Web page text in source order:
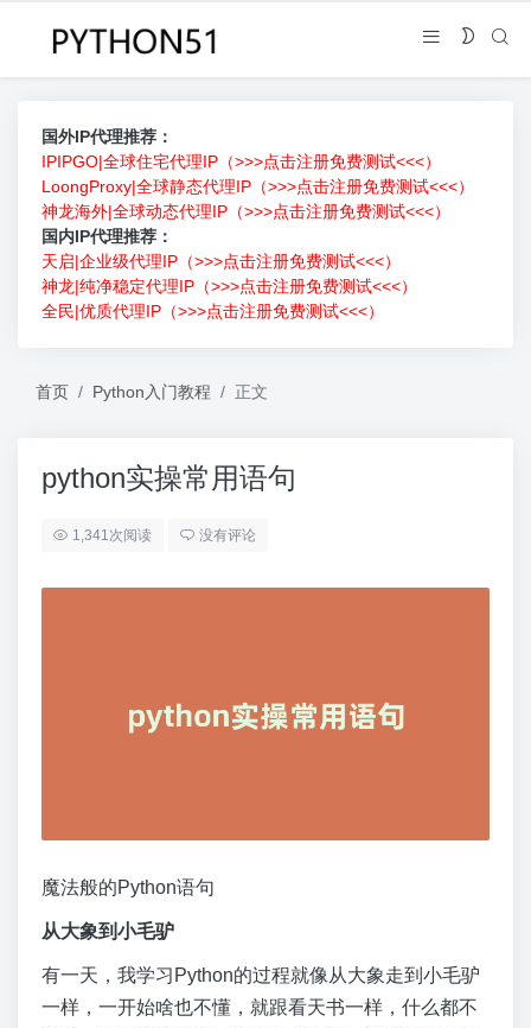
国外IP代理推荐：
IPIPGO|全球住宅代理IP（>>>点击注册免费测试<<<）
LoongProxy|全球静态代理IP（>>>点击注册免费测试<<<）
神龙海外|全球动态代理IP（>>>点击注册免费测试<<<）
国内IP代理推荐：
天启|企业级代理IP（>>>点击注册免费测试<<<）
神龙|纯净稳定代理IP（>>>点击注册免费测试<<<）
全民|优质代理IP（>>>点击注册免费测试<<<）
首页 Python入门教程 正文
python实操常用语句
1,341次阅读 没有评论
魔法般的Python语句
从大象到小毛驴
有一天，我学习Python的过程就像从大象走到小毛驴
一样，一开始啥也不懂，就跟看天书一样，什么都不